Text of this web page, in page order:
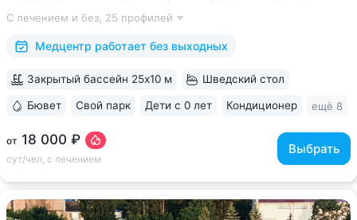
квалификации • Более 1000 видов диагностики и ДНК-
исследований. Есть диагностика...
С лечением и без, 25 профилей
Медцентр работает без выходных
от 18 000 ₽
сут/чел, с лечением
Выбрать
Закрытый бассейн 25x10 м Шведский стол
Бювет Свой парк Дети с 0 лет Кондиционер ещё 8